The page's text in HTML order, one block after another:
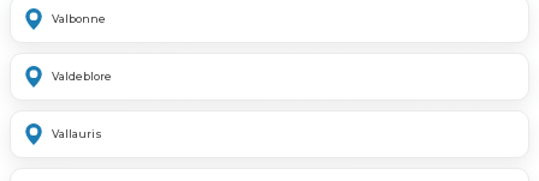
Valbonne
Valdeblore
Vallauris